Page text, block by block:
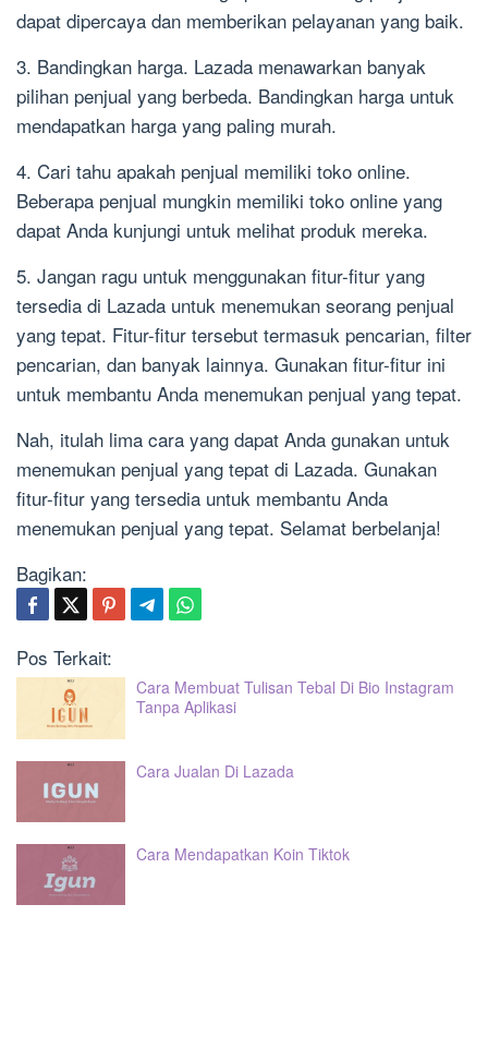
dapat dipercaya dan memberikan pelayanan yang baik.
3. Bandingkan harga. Lazada menawarkan banyak
pilihan penjual yang berbeda. Bandingkan harga untuk
mendapatkan harga yang paling murah.
4. Cari tahu apakah penjual memiliki toko online.
Beberapa penjual mungkin memiliki toko online yang
dapat Anda kunjungi untuk melihat produk mereka.
5. Jangan ragu untuk menggunakan fitur-fitur yang
tersedia di Lazada untuk menemukan seorang penjual
yang tepat. Fitur-fitur tersebut termasuk pencarian, filter
pencarian, dan banyak lainnya. Gunakan fitur-fitur ini
untuk membantu Anda menemukan penjual yang tepat.
Nah, itulah lima cara yang dapat Anda gunakan untuk
menemukan penjual yang tepat di Lazada. Gunakan
fitur-fitur yang tersedia untuk membantu Anda
menemukan penjual yang tepat. Selamat berbelanja!
Bagikan:
Pos Terkait:
Cara Membuat Tulisan Tebal Di Bio Instagram
Tanpa Aplikasi
Cara Jualan Di Lazada
Cara Mendapatkan Koin Tiktok